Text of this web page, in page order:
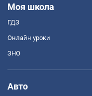
Моя школа
ГДЗ
Онлайн уроки
ЗНО
Авто